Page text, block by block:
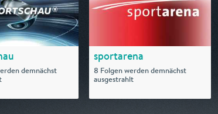
demnächst
sportarena
8 Folgen werden demnächst
ausgestrahlt